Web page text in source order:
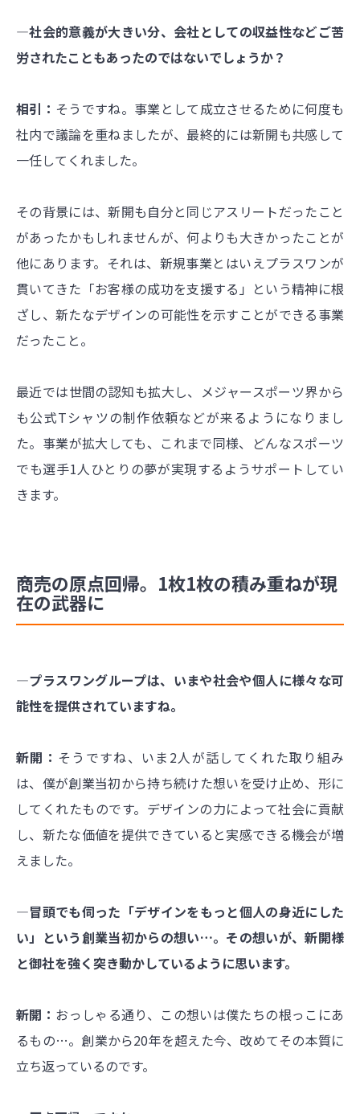
―社会的意義が大きい分、会社としての収益性などご苦
労されたこともあったのではないでしょうか？
相引： そうですね。事業として成立させるために何度も
社内で議論を重ねましたが、最終的には新開も共感して
一任してくれました。
その背景には、新開も自分と同じアスリートだったこと
があったかもしれませんが、何よりも大きかったことが
他にあります。それは、新規事業とはいえプラスワンが
貫いてきた「お客様の成功を支援する」という精神に根
ざし、新たなデザインの可能性を示すことができる事業
だったこと。
最近では世間の認知も拡大し、メジャースポーツ界から
も公式Tシャツの制作依頼などが来るようになりまし
た。事業が拡大しても、これまで同様、どんなスポーツ
でも選手1人ひとりの夢が実現するようサポートしてい
きます。
商売の原点回帰。1枚1枚の積み重ねが現
在の武器に
―プラスワングループは、いまや社会や個人に様々な可
能性を提供されていますね。
新開： そうですね、いま2人が話してくれた取り組み
は、僕が創業当初から持ち続けた想いを受け止め、形に
してくれたものです。デザインの力によって社会に貢献
し、新たな価値を提供できていると実感できる機会が増
えました。
―冒頭でも伺った「デザインをもっと個人の身近にした
い」という創業当初からの想い…。その想いが、新開様
と御社を強く突き動かしているように思います。
新開： おっしゃる通り、この想いは僕たちの根っこにあ
るもの…。創業から20年を超えた今、改めてその本質に
立ち返っているのです。